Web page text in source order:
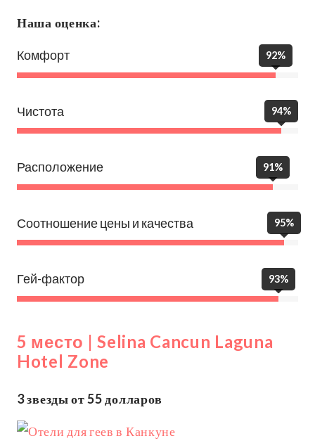
Наша оценка:
Комфорт 92%
Чистота 94%
Расположение 91%
Соотношение цены и качества 95%
Гей-фактор 93%
5 место | Selina Cancun Laguna
Hotel Zone
3 звезды от 55 долларов